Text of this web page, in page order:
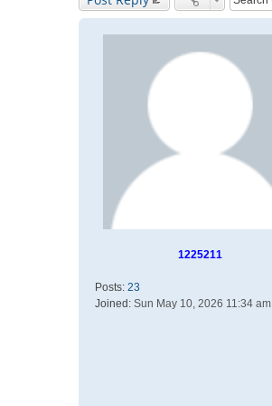
1225211
Posts: 23
Joined: Sun May 10, 2026 11:34 am